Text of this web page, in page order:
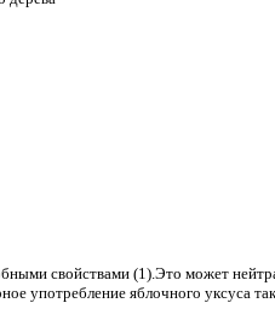
свойствами (1).Это может
употребление яблочного уксуса